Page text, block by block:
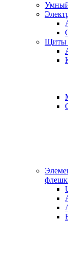
Щиты